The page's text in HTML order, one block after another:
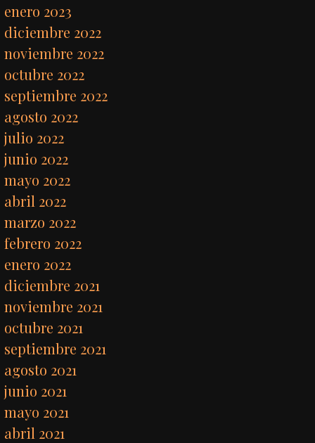
enero 2023
diciembre 2022
noviembre 2022
octubre 2022
septiembre 2022
agosto 2022
julio 2022
junio 2022
mayo 2022
abril 2022
marzo 2022
febrero 2022
enero 2022
diciembre 2021
noviembre 2021
octubre 2021
septiembre 2021
agosto 2021
junio 2021
mayo 2021
abril 2021